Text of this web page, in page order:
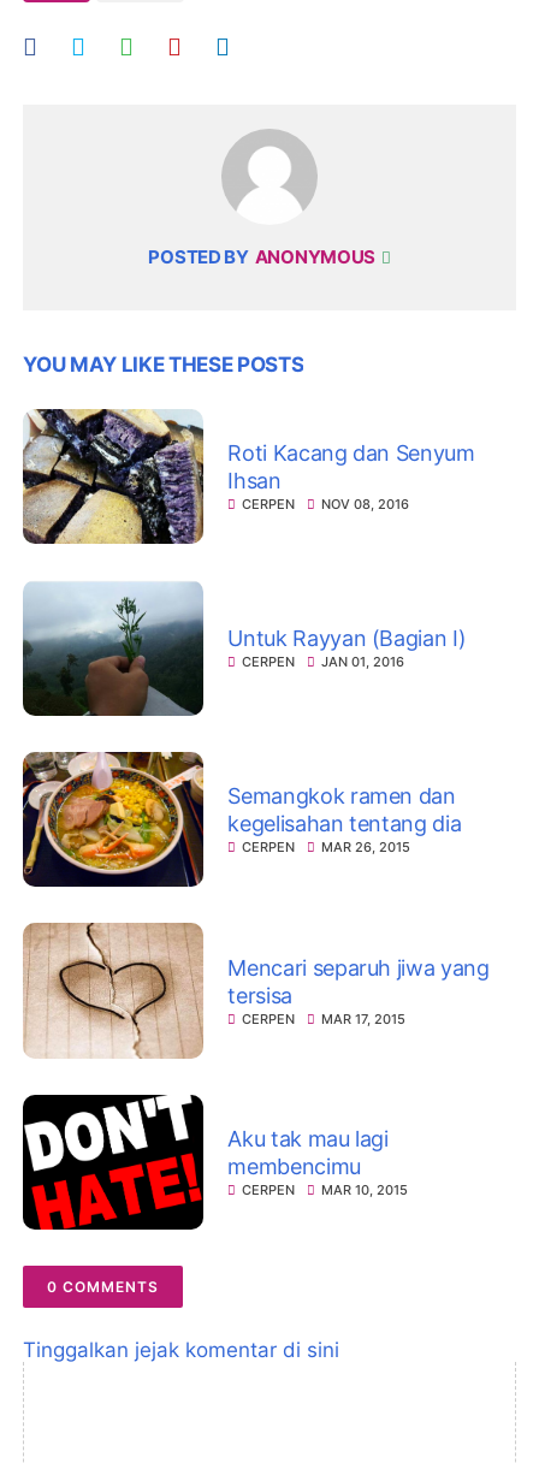
POSTED BY ANONYMOUS
YOU MAY LIKE THESE POSTS
Roti Kacang dan Senyum
Ihsan
CERPEN NOV 08, 2016
Untuk Rayyan (Bagian I)
CERPEN JAN 01, 2016
Semangkok ramen dan
kegelisahan tentang dia
CERPEN MAR 26, 2015
Mencari separuh jiwa yang
tersisa
CERPEN MAR 17, 2015
Aku tak mau lagi
membencimu
CERPEN MAR 10, 2015
0 COMMENTS
Tinggalkan jejak komentar di sini